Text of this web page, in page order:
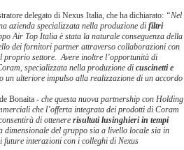
delegato di Nexus Italia, che ha dichiarato: “Nel
azienda specializzata nella produzione di filtri
Air Top Italia è stata la naturale conseguenza della
dei fornitori partner attraverso collaborazioni con
proprio settore. Avere inoltre l’opportunità di
specializzata nella produzione di cuscinetti e
un ulteriore impulso alla realizzazione di un accordo
Bonaita - che questa nuova partnership con Holding
che l’offerta integrata dei prodotti di Coram
di ottenere risultati lusinghieri in tempi
dimensionale del gruppo sia a livello locale sia in
interazioni con i colleghi di Nexus